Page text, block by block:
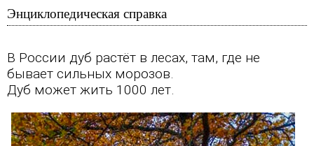
Энциклопедическая справка
В России дуб растёт в лесах, там, где не
бывает сильных морозов.
Дуб может жить 1000 лет.